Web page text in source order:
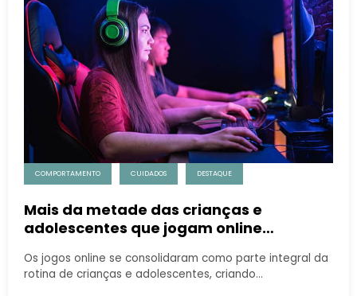
COMPORTAMENTO CUIDADOS DESTAQUE
Mais da metade das crianças e
adolescentes que jogam online
Os jogos online se consolidaram como parte integral da
rotina de crianças e adolescentes, criando…